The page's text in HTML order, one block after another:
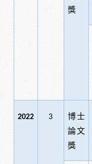
獎
2022 3
博士
論文
獎